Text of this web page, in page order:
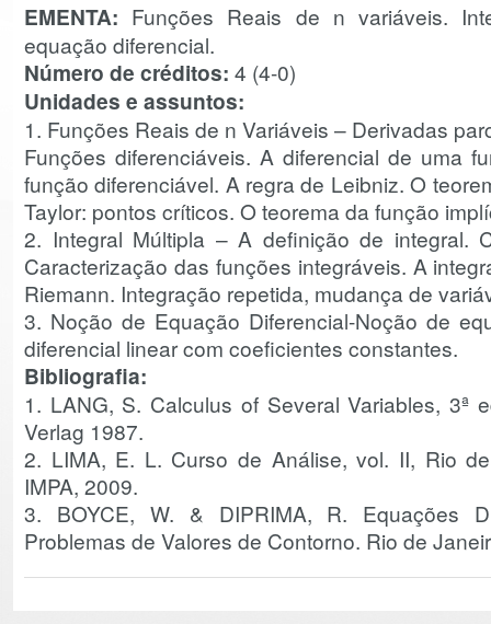
EMENTA: Funções Reais de n variáveis.
equação diferencial.
Número de créditos: 4 (4-0)
Unidades e assuntos:
1. Funções Reais de n Variáveis – Derivadas
Funções diferenciáveis. A diferencial de uma
função diferenciável. A regra de Leibniz. O
Taylor: pontos críticos. O teorema da função
2. Integral Múltipla – A definição de integral.
Caracterização das funções integráveis. A
Riemann. Integração repetida, mudança de
3. Noção de Equação Diferencial-Noção de
diferencial linear com coeficientes constantes.
Bibliografia:
1. LANG, S. Calculus of Several Variables, 3ª
Verlag 1987.
2. LIMA, E. L. Curso de Análise, vol. II, Rio
IMPA, 2009.
3. BOYCE, W. & DIPRIMA, R. Equações
Problemas de Valores de Contorno. Rio de